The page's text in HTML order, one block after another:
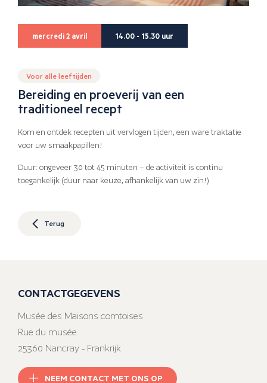
mercredi 2 avril 14.00 - 15.30 uur
Voor alle leeftijden
Bereiding en proeverij van een
traditioneel recept
Kom en ontdek recepten uit vervlogen tijden, een ware traktatie
voor uw smaakpapillen!
Duur: ongeveer 30 tot 45 minuten – de activiteit is continu
toegankelijk (duur naar keuze, afhankelijk van uw zin!)
Terug
CONTACTGEGEVENS
Musée des Maisons comtoises
Rue du musée
25360 Nancray - Frankrijk
NEEM CONTACT MET ONS OP